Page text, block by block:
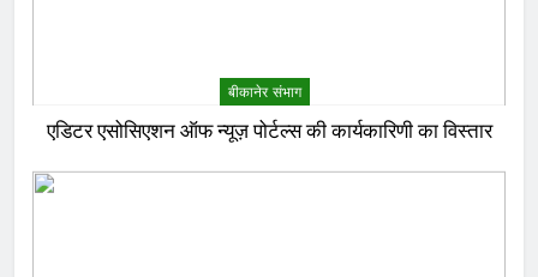
बीकानेर संभाग
एडिटर एसोसिएशन ऑफ न्यूज़ पोर्टल्स की कार्यकारिणी का विस्तार